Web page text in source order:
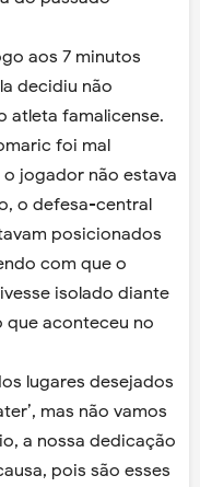
aos 7 minutos
decidiu não
atleta famalicense.
foi mal
jogador não estava
o defesa-central
posicionados
com que o
isolado diante
aconteceu no
lugares desejados
mas não vamos
a nossa dedicação
pois são esses